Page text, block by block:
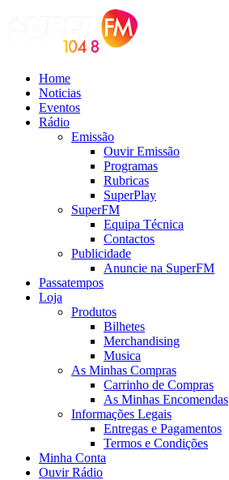
Home
Noticias
Eventos
Rádio
Emissão
Ouvir Emissão
Programas
Rubricas
SuperPlay
SuperFM
Equipa Técnica
Contactos
Publicidade
Anuncie na SuperFM
Passatempos
Loja
Produtos
Bilhetes
Merchandising
Musica
As Minhas Compras
Carrinho de Compras
As Minhas Encomendas
Informações Legais
Entregas e Pagamentos
Termos e Condições
Minha Conta
Ouvir Rádio